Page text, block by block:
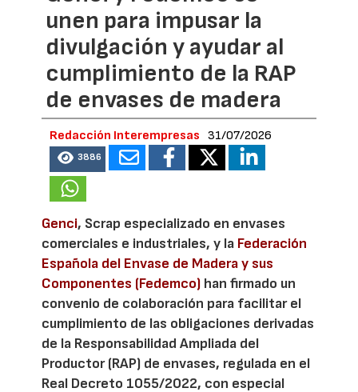
unen para impusar la
divulgación y ayudar al
cumplimiento de la RAP
de envases de madera
Redacción Interempresas 31/07/2026
3886
Genci, Scrap especializado en envases
comerciales e industriales, y la Federación
Española del Envase de Madera y sus
Componentes (Fedemco) han firmado un
convenio de colaboración para facilitar el
cumplimiento de las obligaciones derivadas
de la Responsabilidad Ampliada del
Productor (RAP) de envases, regulada en el
Real Decreto 1055/2022, con especial